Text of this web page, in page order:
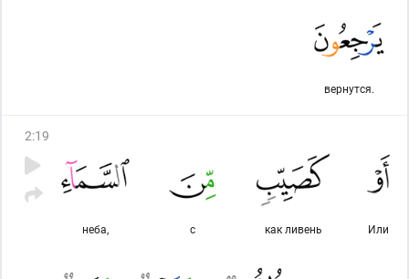
вернутся.
2:19
Или
как ливень
с
неба,